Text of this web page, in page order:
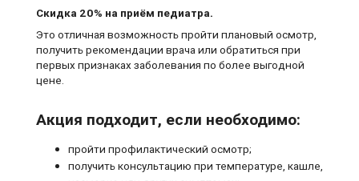
Скидка 20% на приём педиатра.
Это отличная возможность пройти плановый осмотр,
получить рекомендации врача или обратиться при
первых признаках заболевания по более выгодной
цене.
Акция подходит, если необходимо:
пройти профилактический осмотр;
получить консультацию при температуре, кашле,